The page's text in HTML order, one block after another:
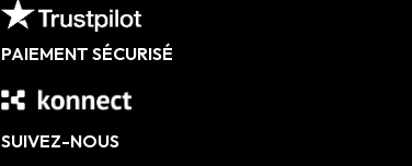
PAIEMENT SÉCURISÉ
SUIVEZ-NOUS